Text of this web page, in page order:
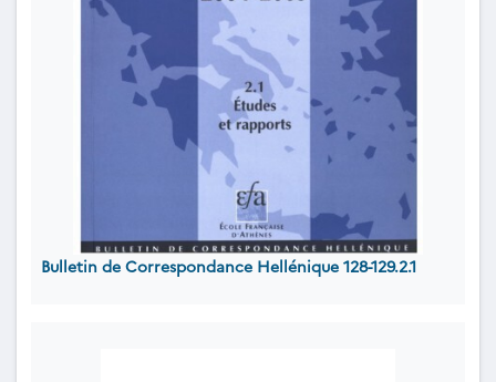
Bulletin de Correspondance Hellénique 128-129.2.1